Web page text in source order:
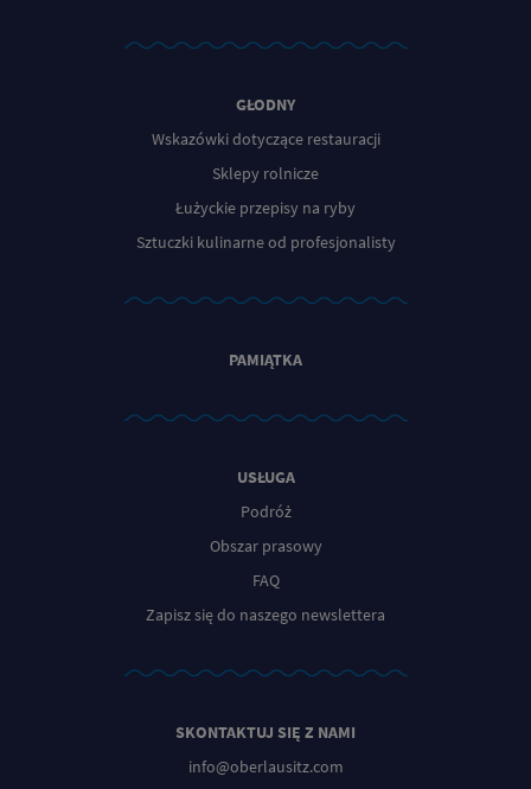
GŁODNY
Wskazówki dotyczące restauracji
Sklepy rolnicze
Łużyckie przepisy na ryby
Sztuczki kulinarne od profesjonalisty
PAMIĄTKA
USŁUGA
Podróż
Obszar prasowy
FAQ
Zapisz się do naszego newslettera
SKONTAKTUJ SIĘ Z NAMI
info@oberlausitz.com